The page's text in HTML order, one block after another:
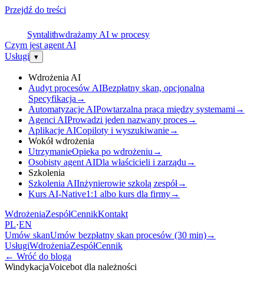
Przejdź do treści
Syntalithwdrażamy AI w procesy
Czym jest agent AI
Usługi ▾
Wdrożenia AI
Audyt procesów AIBezpłatny skan, opcjonalna
Specyfikacja →
Automatyzacje AIPowtarzalna praca między systemami →
Agenci AIProwadzi jeden nazwany proces→
Aplikacje AICopiloty i wyszukiwanie→
Wokół wdrożenia
UtrzymanieOpieka po wdrożeniu →
Osobisty agent AIDla właścicieli i zarządu →
Szkolenia
Szkolenia AIInżynierowie szkolą zespół→
Kurs AI-Native1:1 albo kurs dla firmy→
WdrożeniaZespółCennikKontakt
PL·EN
Umów skanUmów bezpłatny skan procesów (30 min)→
UsługiWdrożeniaZespółCennik
← Wróć do bloga
WindykacjaVoicebot dla należności